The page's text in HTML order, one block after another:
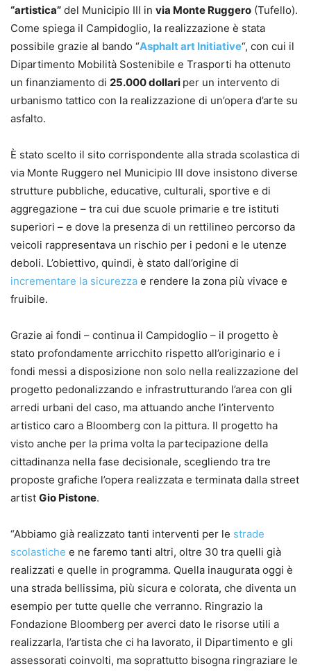
“artistica” del Municipio III in via Monte Ruggero (Tufello).
Come spiega il Campidoglio, la realizzazione è stata
possibile grazie al bando “Asphalt art Initiative“, con cui il
Dipartimento Mobilità Sostenibile e Trasporti ha ottenuto
un finanziamento di 25.000 dollari per un intervento di
urbanismo tattico con la realizzazione di un’opera d’arte su
asfalto.
È stato scelto il sito corrispondente alla strada scolastica di
via Monte Ruggero nel Municipio III dove insistono diverse
strutture pubbliche, educative, culturali, sportive e di
aggregazione – tra cui due scuole primarie e tre istituti
superiori – e dove la presenza di un rettilineo percorso da
veicoli rappresentava un rischio per i pedoni e le utenze
deboli. L’obiettivo, quindi, è stato dall’origine di
incrementare la sicurezza e rendere la zona più vivace e
fruibile.
Grazie ai fondi – continua il Campidoglio – il progetto è
stato profondamente arricchito rispetto all’originario e i
fondi messi a disposizione non solo nella realizzazione del
progetto pedonalizzando e infrastrutturando l’area con gli
arredi urbani del caso, ma attuando anche l’intervento
artistico caro a Bloomberg con la pittura. Il progetto ha
visto anche per la prima volta la partecipazione della
cittadinanza nella fase decisionale, scegliendo tra tre
proposte grafiche l’opera realizzata e terminata dalla street
artist Gio Pistone.
“Abbiamo già realizzato tanti interventi per le strade
scolastiche e ne faremo tanti altri, oltre 30 tra quelli già
realizzati e quelle in programma. Quella inaugurata oggi è
una strada bellissima, più sicura e colorata, che diventa un
esempio per tutte quelle che verranno. Ringrazio la
Fondazione Bloomberg per averci dato le risorse utili a
realizzarla, l’artista che ci ha lavorato, il Dipartimento e gli
assessorati coinvolti, ma soprattutto bisogna ringraziare le